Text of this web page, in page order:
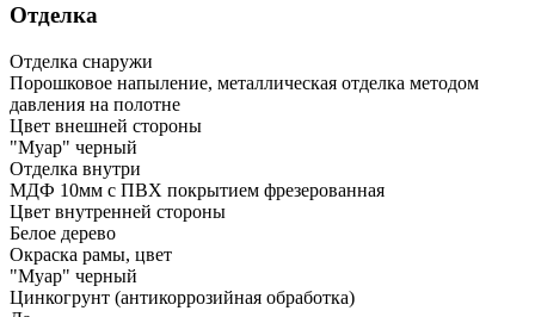
Отделка
Отделка снаружи
Порошковое напыление, металлическая отделка методом
давления на полотне
Цвет внешней стороны
"Муар" черный
Отделка внутри
МДФ 10мм с ПВХ покрытием фрезерованная
Цвет внутренней стороны
Белое дерево
Окраска рамы, цвет
"Муар" черный
Цинкогрунт (антикоррозийная обработка)